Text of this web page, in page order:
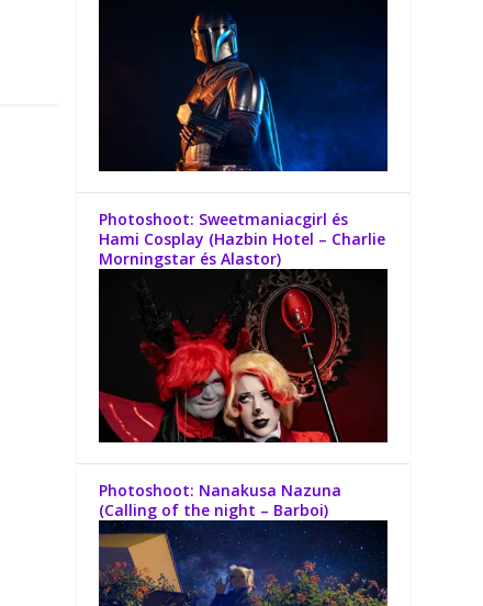
Photoshoot: Sweetmaniacgirl és
Hami Cosplay (Hazbin Hotel – Charlie
Morningstar és Alastor)
Photoshoot: Nanakusa Nazuna
(Calling of the night – Barboi)